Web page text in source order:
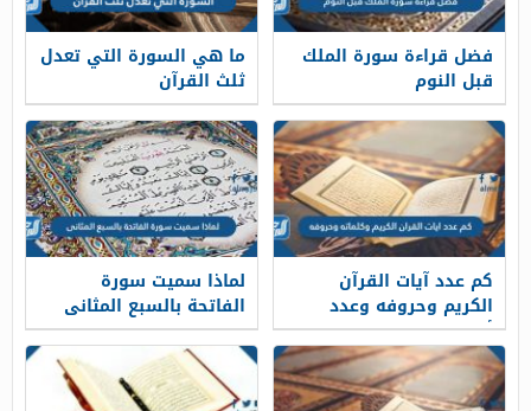
فضل قراءة سورة الملك
قبل النوم
ما هي السورة التي تعدل
ثلث القرآن
كم عدد آيات القرآن
الكريم وحروفه وعدد
أحزابه
لماذا سميت سورة
الفاتحة بالسبع المثانى